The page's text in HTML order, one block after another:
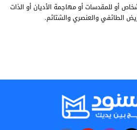
أو للمقدسات أو مهاجمة الأديان أو الذات
الطائفي والعنصري والشتائم.